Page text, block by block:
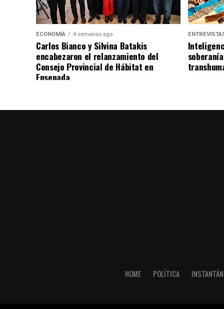
ECONOMÍA 4 semanas ago
Carlos Bianco y Silvina Batakis
encabezaron el relanzamiento del
Consejo Provincial de Hábitat en
Ensenada
HOME POLÍTICA